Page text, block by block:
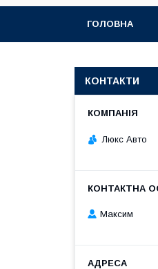
ГОЛОВНА
КОНТАКТИ
Люкс Авто
Максим